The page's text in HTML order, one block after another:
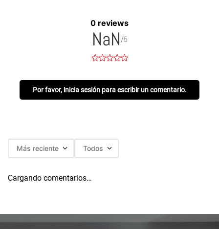
0 reviews
NaN/5
Por favor, inicia sesión para escribir un comentario.
Más reciente Todos
Cargando comentarios…